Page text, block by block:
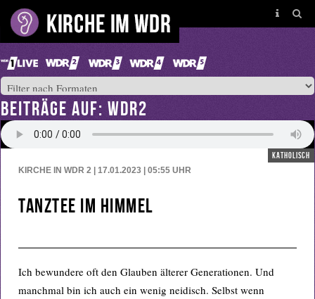
BEITRÄGE AUF: WDR2
katholisch
KIRCHE IN WDR 2 | 17.01.2023 | 05:55 UHR
Tanztee im Himmel
Ich bewundere oft den Glauben älterer Generationen. Und
manchmal bin ich auch ein wenig neidisch. Selbst wenn